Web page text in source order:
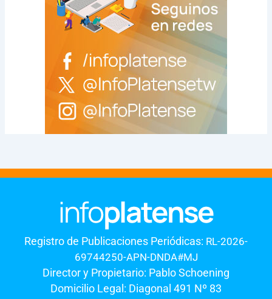
Registro de Publicaciones Periódicas: RL-2026-
69744250-APN-DNDA#MJ
Director y Propietario: Pablo Schoening
Domicilio Legal: Diagonal 491 Nº 83